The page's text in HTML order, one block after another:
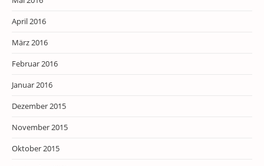
April 2016
März 2016
Februar 2016
Januar 2016
Dezember 2015
November 2015
Oktober 2015